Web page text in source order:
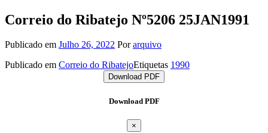
Correio do Ribatejo Nº5206 25JAN1991
Publicado em Julho 26, 2022 Porarquivo
Publicado em Correio do RibatejoEtiquetas 1990
Download PDF
Download PDF
×